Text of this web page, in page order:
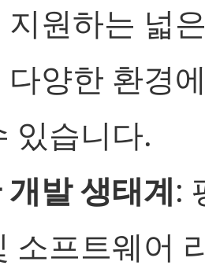
원하는 넓
다양한 환경
있습니다.
발 생태계:
소프트웨어